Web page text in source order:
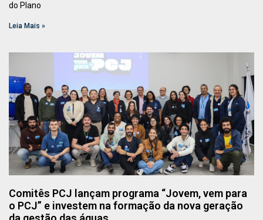
do Plano
Leia Mais »
Comitês PCJ lançam programa “Jovem, vem para
o PCJ” e investem na formação da nova geração